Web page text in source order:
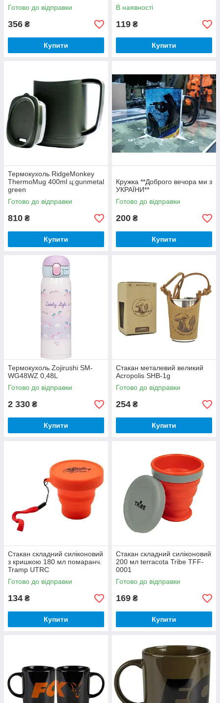
Готово до відправки
356 ₴
Купити
В наявності
119 ₴
Купити
Термокухоль RidgeMonkey
ThermoMug 400ml ц:gunmetal
green
Готово до відправки
810 ₴
Купити
Кружка **Доброго вечора ми з
УКРАЇНИ**
Готово до відправки
200 ₴
Купити
Термокухоль Zojirushi SM-
WG48WZ 0,48L
Готово до відправки
2 330 ₴
Купити
Стакан металевий великий
Acropolis SHB-1g
Готово до відправки
254 ₴
Купити
Стакан складний силіконовий
з кришкою 180 мл помаранч.
Tramp UTRC
Готово до відправки
134 ₴
Купити
Стакан складний силіконовий
200 мл terracota Tribe TFF-
0001
Готово до відправки
169 ₴
Купити